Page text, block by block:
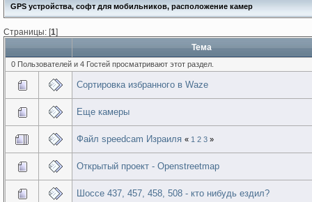
GPS устройства, софт для мобильников, расположение камер
Страницы: [1]
Тема
0 Пользователей и 4 Гостей просматривают этот раздел.
Сортировка избранного в Waze
Еще камеры
Файл speedcam Израиля « 1 2 3 »
Открытый проект - Openstreetmap
Шоссе 437, 457, 458, 508 - кто нибудь ездил?